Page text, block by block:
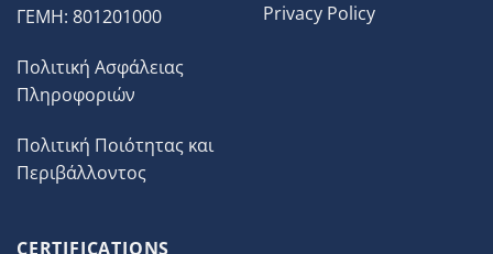
ΓΕΜΗ: 801201000
Πολιτική Ασφάλειας
Πληροφοριών
Πολιτική Ποιότητας και
Περιβάλλοντος
Privacy Policy
CERTIFICATIONS